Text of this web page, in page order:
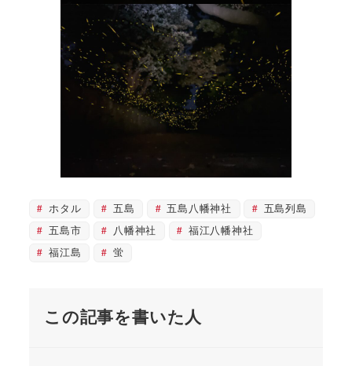
ホタル 五島 五島八幡神社
五島列島
五島市
八幡神社
福江八幡神社
福江島
蛍
この記事を書いた人